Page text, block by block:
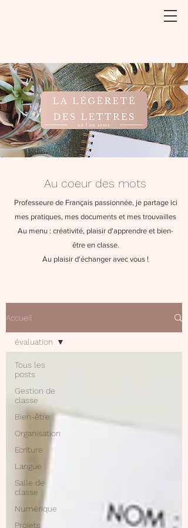
Professeure de Français passionnée, je partage ici
mes pratiques, mes documents et mes trouvailles
Au menu : créativité, plaisir d'apprendre et bien-
être en classe.
Au plaisir d'échanger avec vous !
Au coeur des mots
Accueil
Tous les
posts
Gestion de
classe
Bien-être
Organisation
Ecriture
Langue
Salle de
classe
Numérique
Projets
évaluation